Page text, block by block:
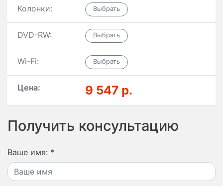
Колонки:
DVD-RW:
Wi-Fi:
Цена: 9 547 р.
Получить консультацию
Ваше имя: *